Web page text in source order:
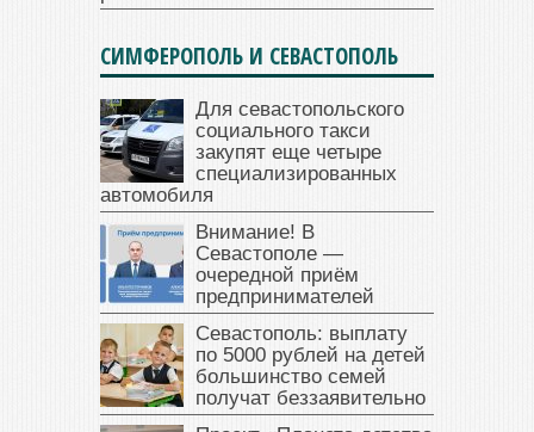
СИМФЕРОПОЛЬ И СЕВАСТОПОЛЬ
Для севастопольского
социального такси
закупят еще четыре
специализированных
автомобиля
Внимание! В
Севастополе —
очередной приём
предпринимателей
Севастополь: выплату
по 5000 рублей на детей
большинство семей
получат беззаявительно